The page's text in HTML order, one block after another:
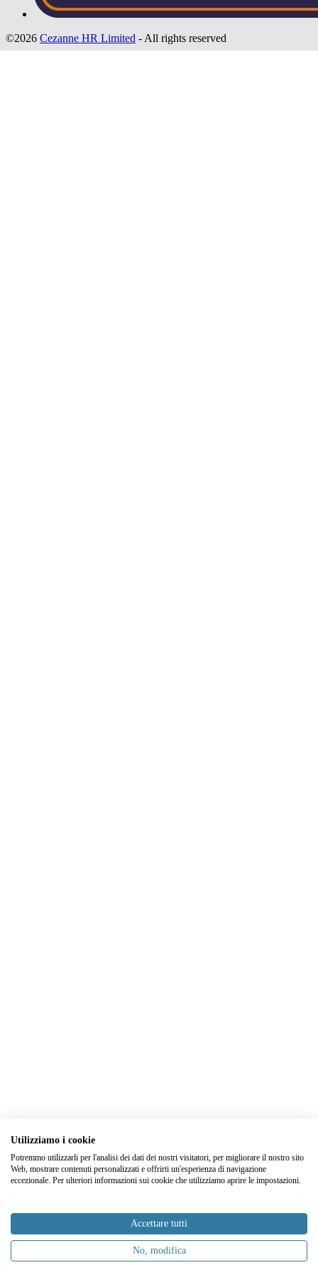
©2026 Cezanne HR Limited - All rights reserved
Utilizziamo i cookie
Potremmo utilizzarli per l'analisi dei dati dei nostri visitatori, per migliorare il nostro sito
Web, mostrare contenuti personalizzati e offrirti un'esperienza di navigazione
eccezionale. Per ulteriori informazioni sui cookie che utilizziamo aprire le impostazioni.
Accettare tutti
No, modifica